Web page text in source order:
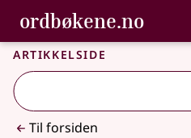
Gå til hovedinnhold
Tilgjengelighet
ordbøkene.no,
Bokmålsordboka og Nynorskordboka
Artikkelside
Til forsiden